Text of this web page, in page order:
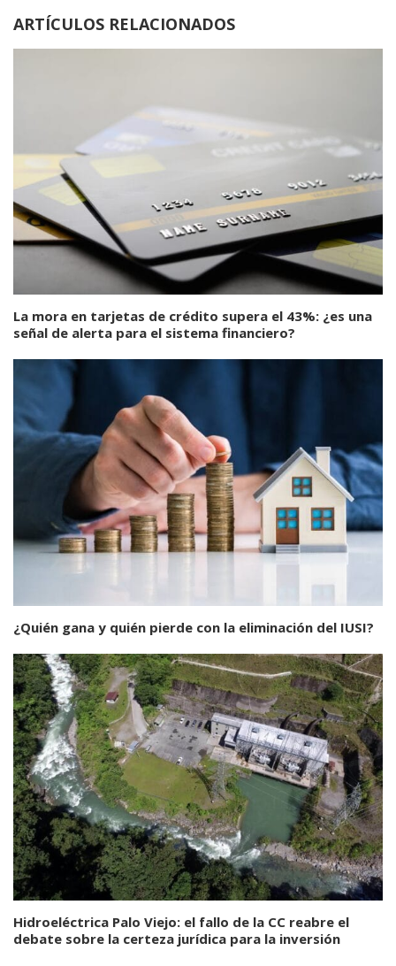
ARTÍCULOS RELACIONADOS
La mora en tarjetas de crédito supera el 43%: ¿es una
señal de alerta para el sistema financiero?
¿Quién gana y quién pierde con la eliminación del IUSI?
Hidroeléctrica Palo Viejo: el fallo de la CC reabre el
debate sobre la certeza jurídica para la inversión